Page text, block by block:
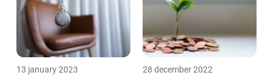
13 january 2023 28 december 2022